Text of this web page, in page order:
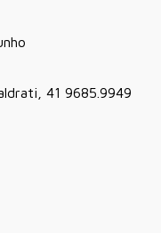
41 9685.9949